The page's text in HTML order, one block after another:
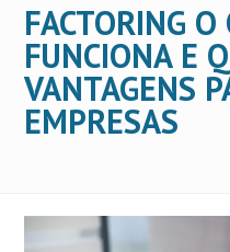
FACTORING
FUNCIONA E
VANTAGENS
EMPRESAS